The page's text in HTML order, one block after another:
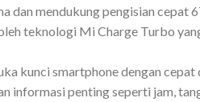
dan mendukung pengisian cepat
teknologi Mi Charge Turbo
kunci smartphone dengan cepat
informasi penting seperti jam,